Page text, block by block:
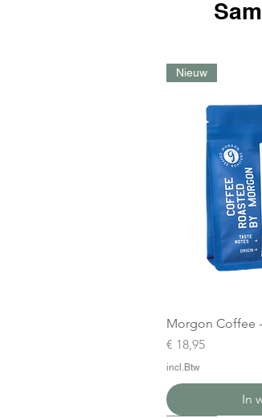
Nieuw
Morgon Coffee
Prijs
€ 18,95
incl.Btw
In